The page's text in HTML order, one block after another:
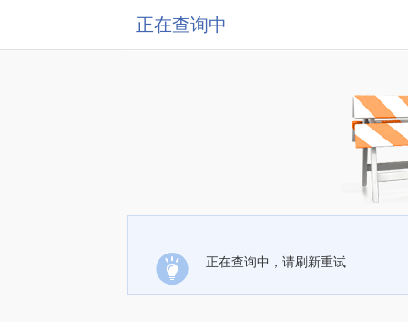
正在查询中
正在查询中，请刷新重试